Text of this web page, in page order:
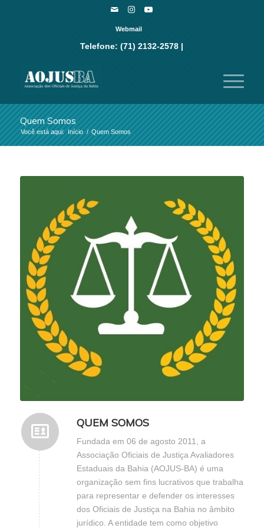
Webmail
Telefone: (71) 2132-2578 |
Quem Somos
Você está aqui: Início / Quem Somos
QUEM SOMOS
Fundada em 06 de agosto 2011, a
Associação Oficiais de Justiça Avaliadores
Estaduais da Bahia (AOJUS-BA) é uma
organização sem fins lucrativos que trabalha
para representar e defender os interesses
dos Oficiais de Justiça na Bahia no âmbito
jurídico. A entidade tem como objetivo